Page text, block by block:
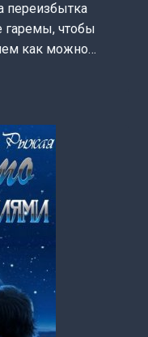
переизбытка
гаремы, чтобы
как можно…